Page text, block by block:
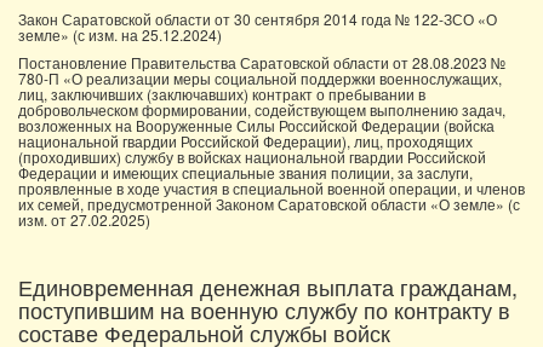
Закон Саратовской области от 30 сентября 2014 года № 122-ЗСО «О
земле» (с изм. на 25.12.2024)
Постановление Правительства Саратовской области от 28.08.2023 №
780-П «О реализации меры социальной поддержки военнослужащих,
лиц, заключивших (заключавших) контракт о пребывании в
добровольческом формировании, содействующем выполнению задач,
возложенных на Вооруженные Силы Российской Федерации (войска
национальной гвардии Российской Федерации), лиц, проходящих
(проходивших) службу в войсках национальной гвардии Российской
Федерации и имеющих специальные звания полиции, за заслуги,
проявленные в ходе участия в специальной военной операции, и членов
их семей, предусмотренной Законом Саратовской области «О земле» (с
изм. от 27.02.2025)
Единовременная денежная выплата гражданам,
поступившим на военную службу по контракту в
составе Федеральной службы войск